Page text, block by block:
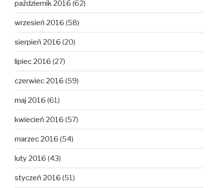
październik 2016 (62)
wrzesień 2016 (58)
sierpień 2016 (20)
lipiec 2016 (27)
czerwiec 2016 (59)
maj 2016 (61)
kwiecień 2016 (57)
marzec 2016 (54)
luty 2016 (43)
styczeń 2016 (51)